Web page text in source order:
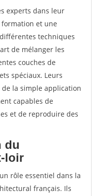
experts dans leur
et une
techniques
de mélanger les
couches de
spéciaux. Leurs
la simple application
capables de
et de reproduire des
du
loir
rôle essentiel dans la
français. Ils